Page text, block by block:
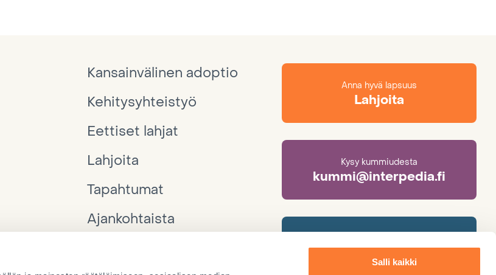
Salli kaikki
Kansainvälinen adoptio
Kehitysyhteistyö
Eettiset lahjat
Lahjoita
Tapahtumat
Ajankohtaista
Anna hyvä lapsuus
Lahjoita
Kysy kummiudesta
kummi@interpedia.fi